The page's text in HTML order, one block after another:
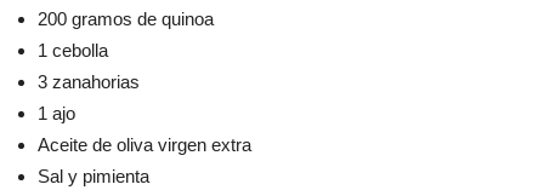
200 gramos de quinoa
1 cebolla
3 zanahorias
1 ajo
Aceite de oliva virgen extra
Sal y pimienta